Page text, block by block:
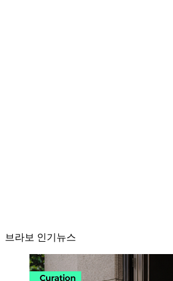
브라보 인기뉴스